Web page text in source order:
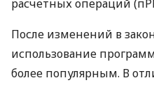
расчетных операций
После изменений в
использование
более популярным. В